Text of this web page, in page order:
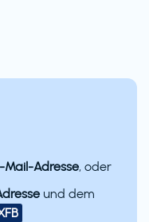
Adresse, oder
und dem